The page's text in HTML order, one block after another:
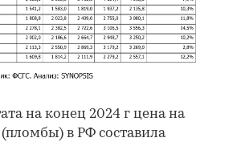
на конец 2024 г цена на
в РФ составила